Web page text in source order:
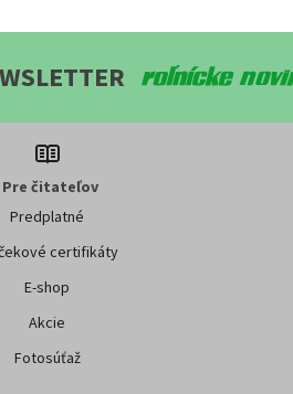
Pre čitateľov
E-shop
SPPK SPU NITRA